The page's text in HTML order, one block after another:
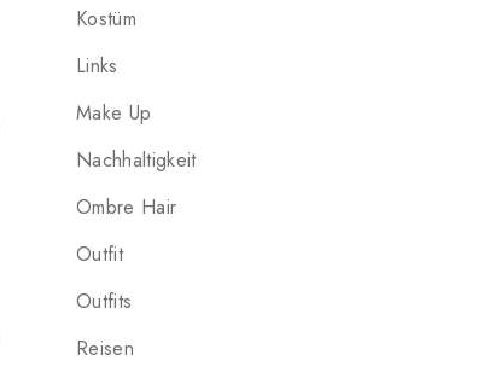
Kostüm
Links
Make Up
Nachhaltigkeit
Ombre Hair
Outfit
Outfits
Reisen